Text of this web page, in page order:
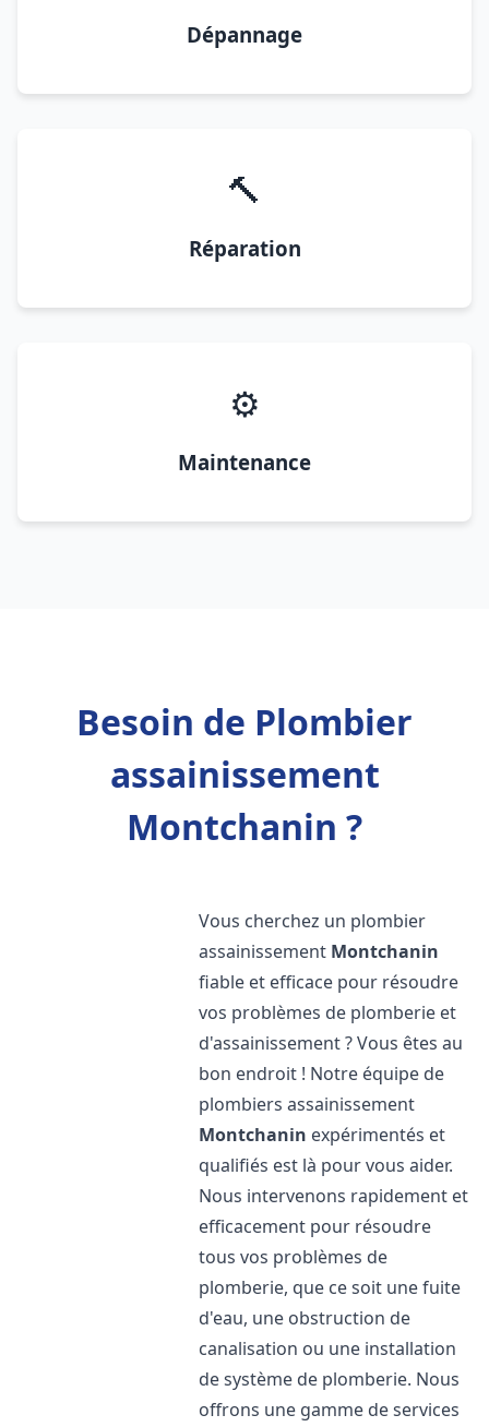
Dépannage
🔨
Réparation
⚙️
Maintenance
Besoin de Plombier
assainissement
Montchanin ?
Vous cherchez un plombier
assainissement Montchanin
fiable et efficace pour résoudre
vos problèmes de plomberie et
d'assainissement ? Vous êtes au
bon endroit ! Notre équipe de
plombiers assainissement
Montchanin expérimentés et
qualifiés est là pour vous aider.
Nous intervenons rapidement et
efficacement pour résoudre
tous vos problèmes de
plomberie, que ce soit une fuite
d'eau, une obstruction de
canalisation ou une installation
de système de plomberie. Nous
offrons une gamme de services